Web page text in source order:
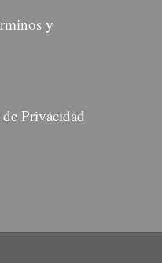
y
Privacidad